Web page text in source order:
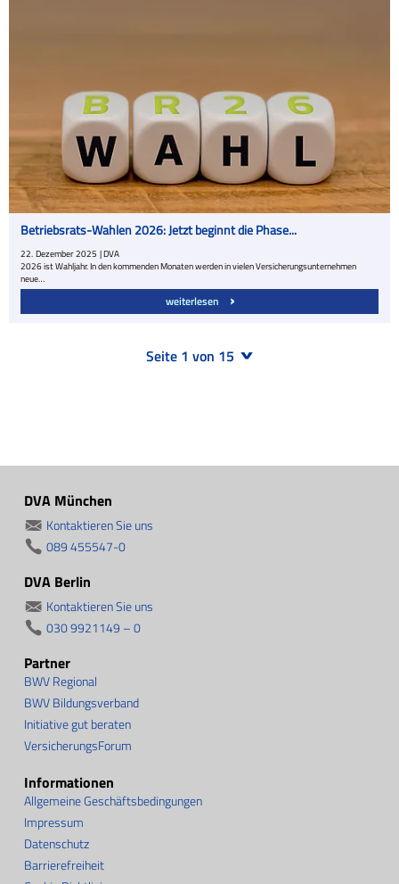
Betriebsrats-Wahlen 2026: Jetzt beginnt die Phase...
22. Dezember 2025 | DVA
2026 ist Wahljahr. In den kommenden Monaten werden in vielen Versicherungsunternehmen
neue…
weiterlesen
DVA München
Kontaktieren Sie uns
089 455547-0
DVA Berlin
Kontaktieren Sie uns
030 9921149 – 0
Informationen
Allgemeine Geschäftsbedingungen
Impressum
Datenschutz
Barrierefreiheit
Partner
BWV Regional
BWV Bildungsverband
Initiative gut beraten
VersicherungsForum